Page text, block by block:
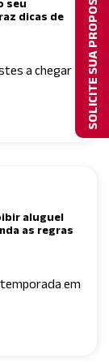
seu
dicas de
a chegar
aluguel
as regras
em
SOLICITE SUA PROPOSTA